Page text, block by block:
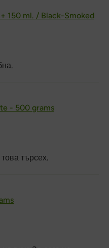
150 ml. / Black-Smoked
- 500 grams
търсех.